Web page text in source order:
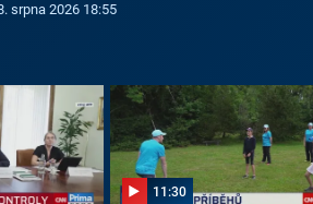
srpna 2026 18:55
11:30